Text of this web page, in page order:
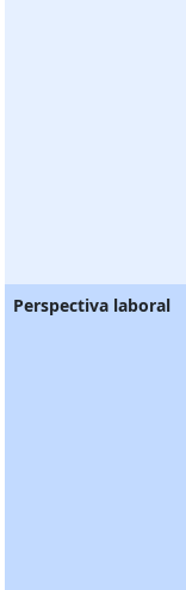
Perspectiva laboral